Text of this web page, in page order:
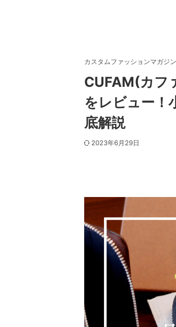
カスタムファッションマガジン
CUFAM(カフ
をレビュー！
底解説
2023年6月29日